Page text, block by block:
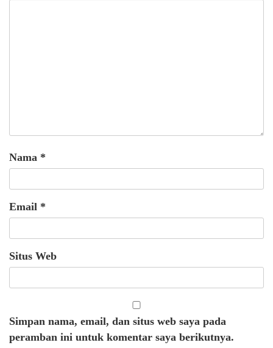
Nama *
Email *
Situs Web
Simpan nama, email, dan situs web saya pada
peramban ini untuk komentar saya berikutnya.